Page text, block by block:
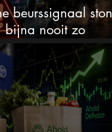
beurssignaal stond
bijna nooit zo